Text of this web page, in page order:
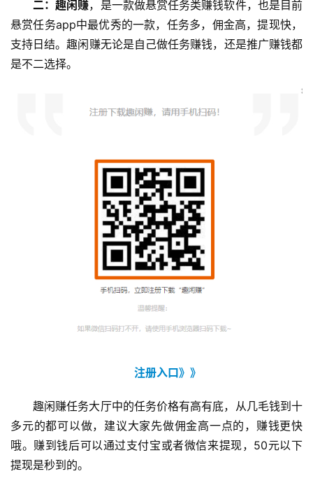
P
P
二：趣闲赚，是一款做悬赏任务类赚钱软件，也是目前
悬赏任务app中最优秀的一款，任务多，佣金高，提现快，
支持日结。趣闲赚无论是自己做任务赚钱，还是推广赚钱都
是不二选择。
注册入口》》
趣闲赚任务大厅中的任务价格有高有底，从几毛钱到十
多元的都可以做，建议大家先做佣金高一点的，赚钱更快
哦。赚到钱后可以通过支付宝或者微信来提现，50元以下
提现是秒到的。